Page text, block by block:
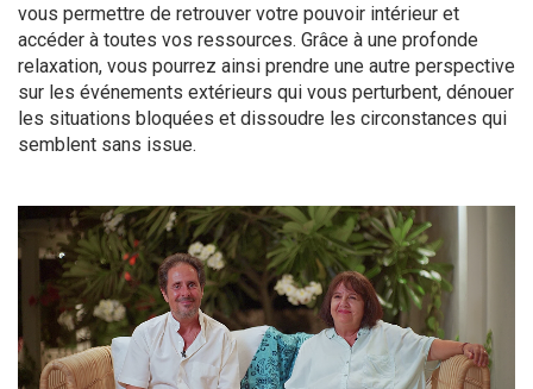
vous permettre de retrouver votre pouvoir intérieur et
accéder à toutes vos ressources. Grâce à une profonde
relaxation, vous pourrez ainsi prendre une autre perspective
sur les événements extérieurs qui vous perturbent, dénouer
les situations bloquées et dissoudre les circonstances qui
semblent sans issue.